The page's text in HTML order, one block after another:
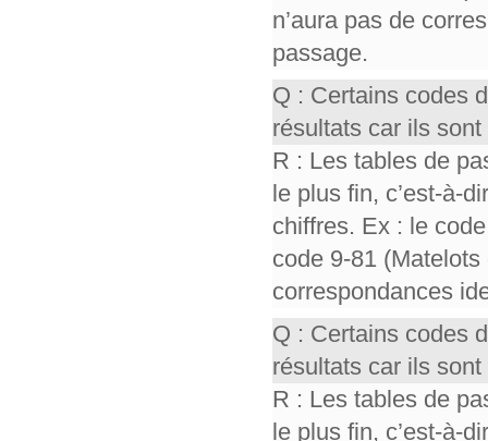
n’aura pas de
passage.
Q : Certains codes
résultats car ils
R : Les tables de
le plus fin, c’est-à-
chiffres. Ex : le
code 9-81
correspondances
Q : Certains codes
résultats car ils
R : Les tables de
le plus fin, c’est-à-